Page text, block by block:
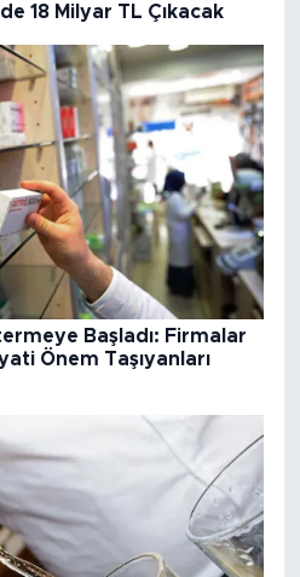
18 Milyar TL Çıkacak
Başladı: Firmalar
Önem Taşıyanları